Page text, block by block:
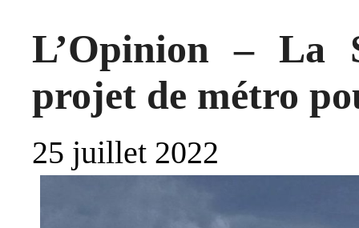
L’Opinion – La
projet de métro
25 juillet 2022